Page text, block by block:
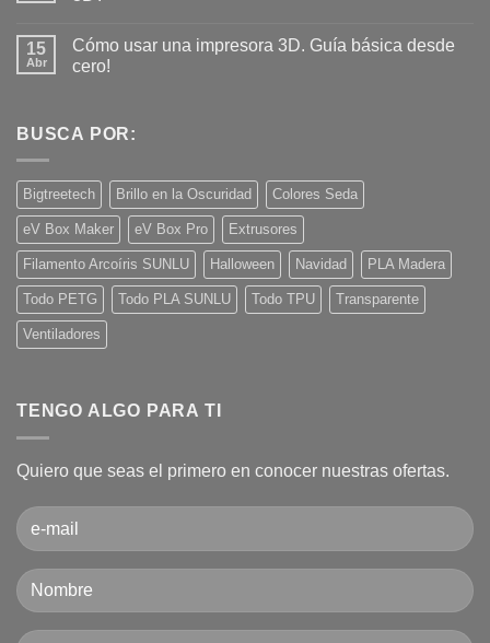
piezas
para
comentarios
¿Qué
Schrödinger
con
3D?
15
Abr
Cómo usar una impresora 3D. Guía básica desde
cero!
en
Cómo
impresora
3D.
Guía
básica
desde
cero!
BUSCA POR:
Bigtreetech Brillo en la Oscuridad Colores Seda
eV Box Maker eV Box Pro Extrusores
Filamento Arcoíris SUNLU Halloween Navidad PLA Madera
Todo PETG Todo PLA SUNLU Todo TPU Transparente
Ventiladores
TENGO ALGO PARA TI
Quiero que seas el primero en conocer nuestras ofertas.